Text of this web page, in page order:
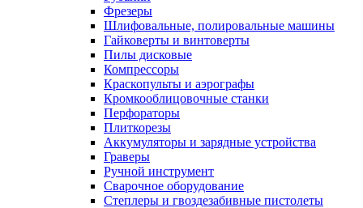
Фрезеры
Шлифовальные, полировальные машины
Гайковерты и винтоверты
Пилы дисковые
Компрессоры
Краскопульты и аэрографы
Кромкооблицовочные станки
Перфораторы
Плиткорезы
Аккумуляторы и зарядные устройства
Граверы
Ручной инструмент
Сварочное оборудование
Степлеры и гвоздезабивные пистолеты